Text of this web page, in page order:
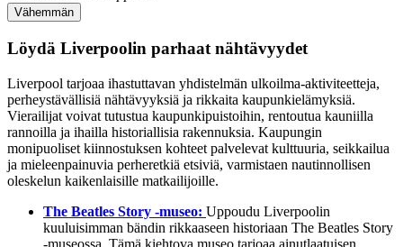
Vähemmän
Löydä Liverpoolin parhaat nähtävyydet
Liverpool tarjoaa ihastuttavan yhdistelmän ulkoilma-aktiviteetteja,
perheystävällisiä nähtävyyksiä ja rikkaita kaupunkielämyksiä.
Vierailijat voivat tutustua kaupunkipuistoihin, rentoutua kauniilla
rannoilla ja ihailla historiallisia rakennuksia. Kaupungin
monipuoliset kiinnostuksen kohteet palvelevat kulttuuria, seikkailua
ja mieleenpainuvia perheretkiä etsiviä, varmistaen nautinnollisen
oleskelun kaikenlaisille matkailijoille.
The Beatles Story -museo: Uppoudu Liverpoolin
kuuluisimman bändin rikkaaseen historiaan The Beatles Story
-museossa. Tämä kiehtova museo tarjoaa ainutlaatuisen